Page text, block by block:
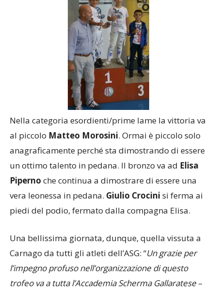
Nella categoria esordienti/prime lame la vittoria va
al piccolo Matteo Morosini. Ormai è piccolo solo
anagraficamente perché sta dimostrando di essere
un ottimo talento in pedana. Il bronzo va ad Elisa
Piperno che continua a dimostrare di essere una
vera leonessa in pedana. Giulio Crocini si ferma ai
piedi del podio, fermato dalla compagna Elisa.
Una bellissima giornata, dunque, quella vissuta a
Carnago da tutti gli atleti dell’ASG: “Un grazie per
l’impegno profuso nell’organizzazione di questo
trofeo va a tutta l’Accademia Scherma Gallaratese –